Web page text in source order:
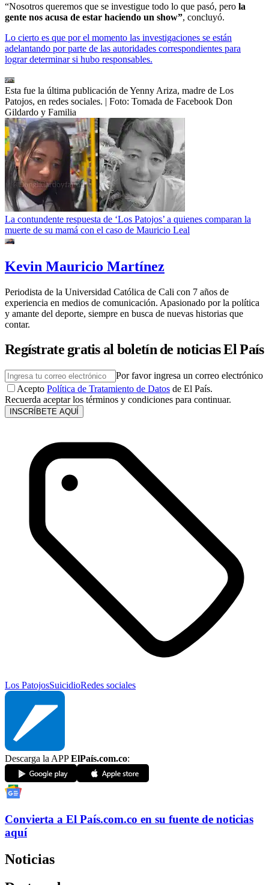
“Nosotros queremos que se investigue todo lo que pasó, pero la
gente nos acusa de estar haciendo un show”, concluyó.
Lo cierto es que por el momento las investigaciones se están
adelantando por parte de las autoridades correspondientes para
lograr determinar si hubo responsables.
Esta fue la última publicación de Yenny Ariza, madre de Los
Patojos, en redes sociales. | Foto: Tomada de Facebook Don
Gildardo y Familia
La contundente respuesta de ‘Los Patojos’ a quienes comparan la
muerte de su mamá con el caso de Mauricio Leal
Kevin Mauricio Martínez
Periodista de la Universidad Católica de Cali con 7 años de
experiencia en medios de comunicación. Apasionado por la política
y amante del deporte, siempre en busca de nuevas historias que
contar.
Regístrate gratis al boletín de noticias El País
Por favor ingresa un correo electrónico
Acepto Política de Tratamiento de Datos de El País.
Recuerda aceptar los términos y condiciones para continuar.
INSCRÍBETE AQUÍ
Los PatojosSuicidioRedes sociales
Descarga la APPElPaís.com.co:
Convierta a El País.com.co en su fuente de noticias
aquí
Noticias